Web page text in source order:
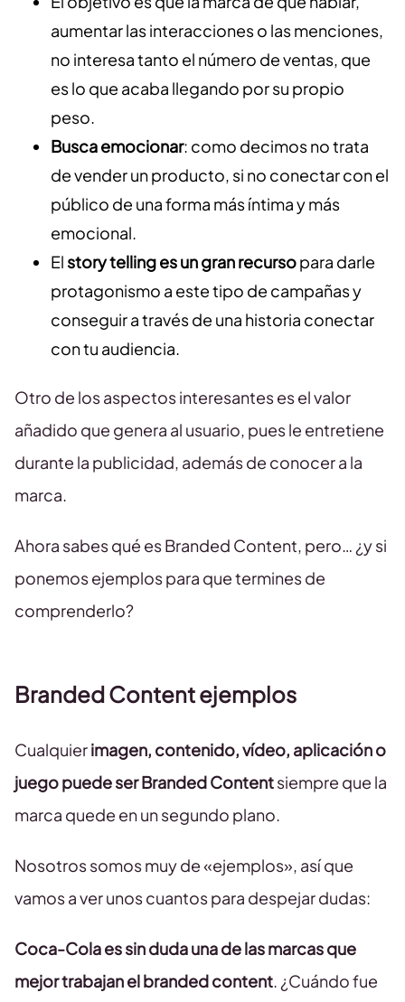
aumentar las interacciones o las menciones,
no interesa tanto el número de ventas, que
es lo que acaba llegando por su propio
peso.
Busca emocionar: como decimos no trata
de vender un producto, si no conectar con el
público de una forma más íntima y más
emocional.
Elstory telling es un gran recursopara darle
protagonismo a este tipo de campañas y
conseguir a través de una historia conectar
con tu audiencia.
Otro de los aspectos interesantes es el valor
añadido que genera al usuario, pues le entretiene
durante la publicidad, además de conocer a la
marca.
Ahora sabes qué es Branded Content, pero… ¿y si
ponemos ejemplos para que termines de
comprenderlo?
Branded Content ejemplos
Cualquierimagen, contenido, vídeo, aplicación o
juegopuede ser Branded Contentsiempre que la
marca quede en un segundo plano.
Nosotros somos muy de «ejemplos», así que
vamos a ver unos cuantos para despejar dudas:
Coca-Cola es sin duda una de las marcas que
mejor trabajan el branded content. ¿Cuándo fue